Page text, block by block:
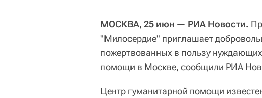
МОСКВА, 25 июн — РИА Новости.
"Милосердие" приглашает
пожертвованных в пользу
помощи в Москве, сообщили РИА
Центр гуманитарной помощи